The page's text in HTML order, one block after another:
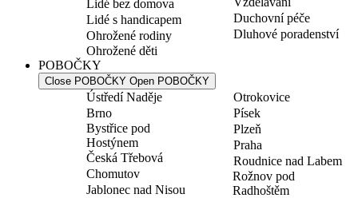
Lidé bez domova
Lidé s handicapem
Ohrožené rodiny
Ohrožené děti
Duchovní péče
Dluhové poradenství
POBOČKY
Close POBOČKY Open POBOČKY
Ústředí Naděje
Brno
Bystřice pod
Hostýnem
Česká Třebová
Chomutov
Jablonec nad Nisou
Otrokovice
Písek
Plzeň
Praha
Roudnice nad Labem
Rožnov pod
Radhoštěm